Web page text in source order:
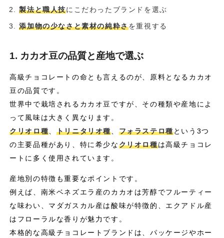
製法と職人技にこだわったブランドを選ぶ
添加物の少なさと素材の純粋さを重視する
1. カカオ豆の品質と産地で選ぶ
高級チョコレートの命とも言えるのが、原料となるカカオ
豆の品質です。
世界中で栽培されるカカオ豆ですが、その種類や産地によ
って風味は大きく異なります。
クリオロ種
トリニタリオ種 フォラステロ種という3つ
の主要品種があり、特に希少なクリオロ種は高級チョコレ
ートに多く使用されています。
産地別の特徴も重要なポイントです。
例えば、南米ベネズエラ産のカカオは芳醇でフルーティー
な味わい、マダガスカル産は酸味が特徴的、エクアドル産
はフローラルな香りが魅力です。
本格的な高級チョコレートブランドは、パッケージやホー